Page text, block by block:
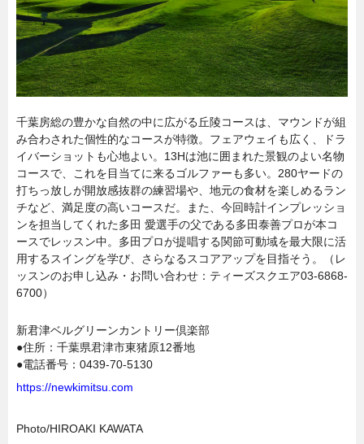
千葉房総の豊かな自然の中に広がる丘陵コースは、マウンドが組
み合わされた個性的なコースが特徴。フェアウェイも広く、ドラ
イバーショットも心地よい。13Hは池に囲まれた景観のよい名物
コースで、これを目当てに来るゴルファーも多い。280ヤードの
打ちっ放しが開放感抜群の練習場や、地元の食材を楽しめるラン
チなど、満足度の高いコースだ。また、今回時計インプレッショ
ンを担当してくれた多田 愛選手の父である多田泰善プロが本コ
ースでレッスン中。多田プロが提唱する関節可動域を最大限に活
用するスイングを学び、さらなるスコアアップを目指そう。（レ
ッスンのお申し込み・お問い合わせ：ティーズスクエア03-6868-
6700）
新君津ベルグリーンカントリー倶楽部
●住所：千葉県君津市東猪原12番地
●電話番号：0439-70-5130
https://newkimitsu.com
Photo/HIROAKI KAWATA